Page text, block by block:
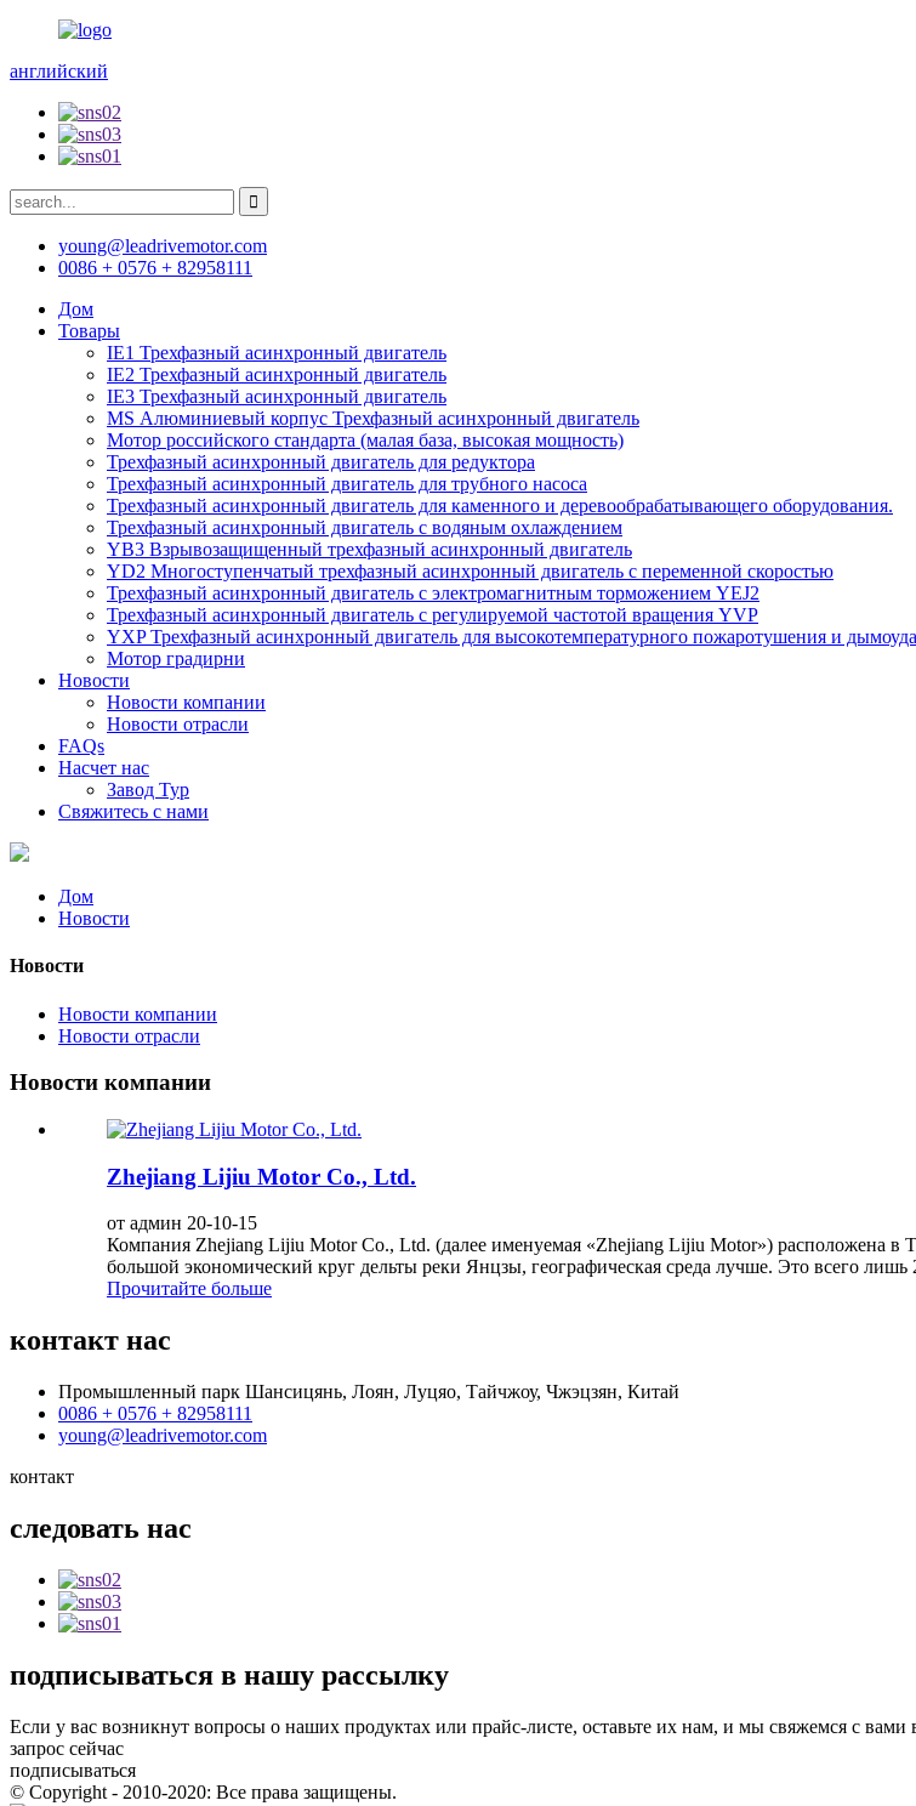
английский
young@leadrivemotor.com
0086 + 0576 + 82958111
Дом
Товары
IE1 Трехфазный асинхронный двигатель
IE2 Трехфазный асинхронный двигатель
IE3 Трехфазный асинхронный двигатель
MS Алюминиевый корпус Трехфазный асинхронный двигатель
Мотор российского стандарта (малая база, высокая мощность)
Трехфазный асинхронный двигатель для редуктора
Трехфазный асинхронный двигатель для трубного насоса
Трехфазный асинхронный двигатель для каменного и деревообрабатывающего оборудования.
Трехфазный асинхронный двигатель с водяным охлаждением
YB3 Взрывозащищенный трехфазный асинхронный двигатель
YD2 Многоступенчатый трехфазный асинхронный двигатель с переменной скоростью
Трехфазный асинхронный двигатель с электромагнитным торможением YEJ2
Трехфазный асинхронный двигатель с регулируемой частотой вращения YVP
YXP Трехфазный асинхронный двигатель для высокотемпературного пожаротушения и
Мотор градирни
Новости
Новости компании
Новости отрасли
FAQs
Насчет нас
Завод Тур
Свяжитесь с нами
Дом
Новости
Новости
Новости компании
Новости отрасли
Новости компании
Zhejiang Lijiu Motor Co., Ltd.
от админ 20-10-15
Компания Zhejiang Lijiu Motor Co., Ltd. (далее именуемая «Zhejiang Lijiu Motor») расположена
большой экономический круг дельты реки Янцзы, географическая среда лучше. Это всего лишь
Прочитайте больше
контакт нас
Промышленный парк Шансицянь, Лоян, Луцяо, Тайчжоу, Чжэцзян, Китай
0086 + 0576 + 82958111
young@leadrivemotor.com
контакт
следовать нас
подписываться в нашу рассылку
Если у вас возникнут вопросы о наших продуктах или прайс-листе, оставьте их нам, и мы свяжемся с вами
запрос сейчас
подписываться
© Copyright - 2010-2020: Все права защищены.